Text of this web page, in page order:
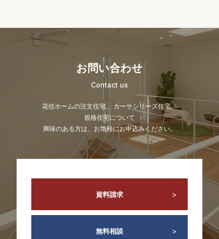
お問い合わせ
Contact us
花住ホームの注文住宅、 カーサシリーズ住宅、
規格住宅について
興味のある方は、お気軽にお申込みください。
資料請求
無料相談